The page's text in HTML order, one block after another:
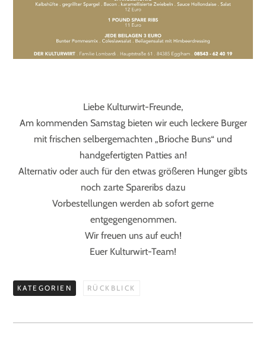
Liebe Kulturwirt-Freunde,
Am kommenden Samstag bieten wir euch leckere Burger
mit frischen selbergemachten „Brioche Buns“ und
handgefertigten Patties an!
Alternativ oder auch für den etwas größeren Hunger gibts
noch zarte Spareribs dazu
Vorbestellungen werden ab sofort gerne
entgegengenommen.
Wir freuen uns auf euch!
Euer Kulturwirt-Team!
KATEGORIEN RÜCKBLICK